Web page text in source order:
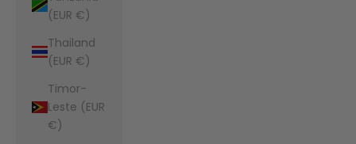
(EUR €)
Thailand
(EUR €)
Timor-
Leste (EUR
€)